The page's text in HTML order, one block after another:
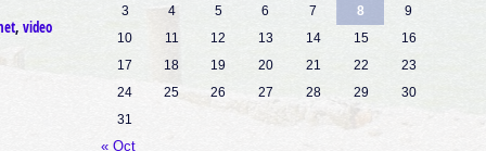
, video
3
4 5 6 7 8
9
10
11 12 13 14 15
16
17
18 19 20 21 22
23
24
25 26 27 28 29
30
31
« Oct